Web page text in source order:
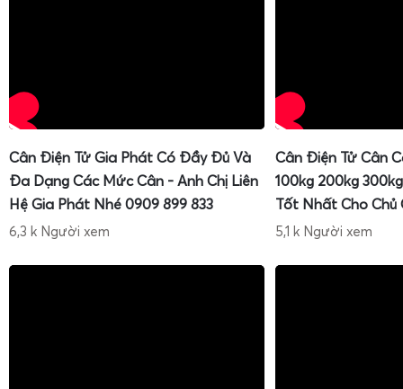
Cân Điện Tử Gia Phát Có Đầy Đủ Và
Đa Dạng Các Mức Cân - Anh Chị Liên
Hệ Gia Phát Nhé 0909 899 833
6,3 k Người xem
Cân Điện Tử Cân
100kg 200kg
Tốt Nhất Cho Chủ
5,1 k Người xem